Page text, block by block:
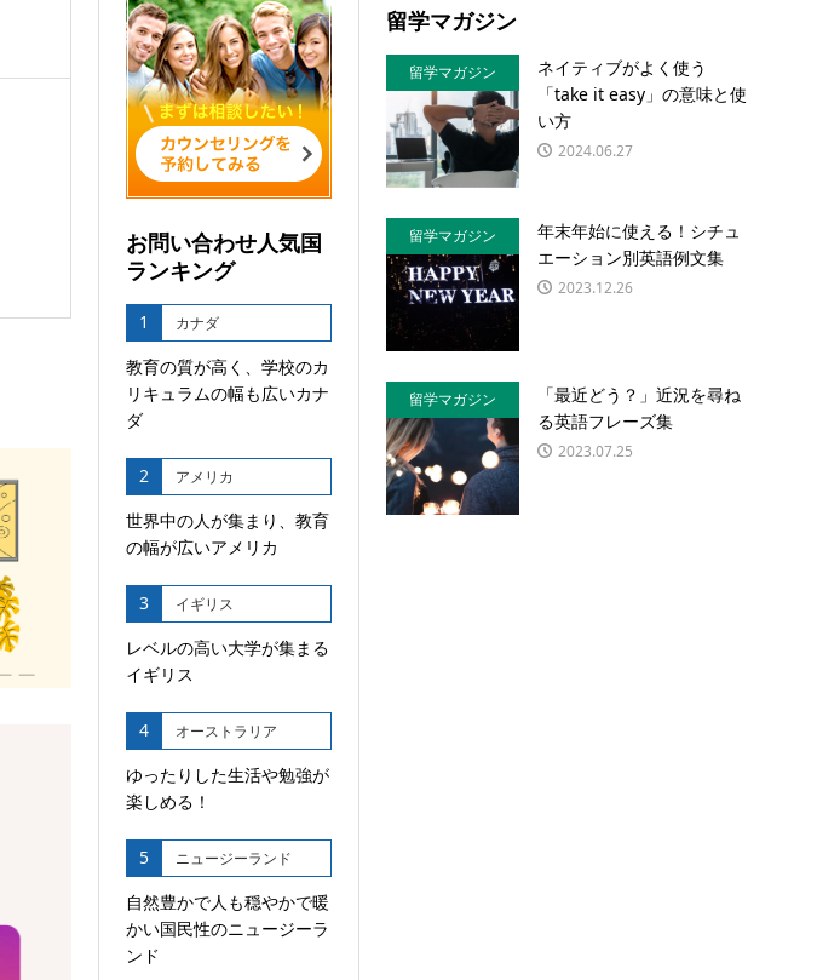
お問い合わせ人気国
ランキング
1 カナダ
教育の質が高く、学校のカ
リキュラムの幅も広いカナ
ダ
2 アメリカ
世界中の人が集まり、教育
の幅が広いアメリカ
3 イギリス
レベルの高い大学が集まる
イギリス
4 オーストラリア
ゆったりした生活や勉強が
楽しめる！
5 ニュージーランド
自然豊かで人も穏やかで暖
かい国民性のニュージーラ
ンド
留学マガジン
留学マガジン
ネイティブがよく使う
「take it easy」の意味と使
い方
2024.06.27
留学マガジン
年末年始に使える！シチュ
エーション別英語例文集
2023.12.26
留学マガジン
「最近どう？」近況を尋ね
る英語フレーズ集
2023.07.25